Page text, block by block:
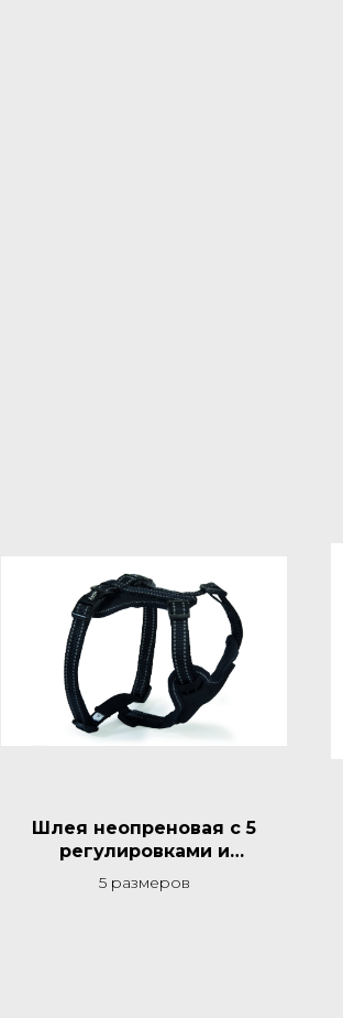
Шлея неопреновая с 5
регулировками и
светоотражающими швами
черная
5 размеров